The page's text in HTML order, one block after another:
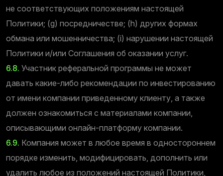
не соответствующих положениям настоящей
Политики; (g) посредничестве; (h) других формах
обмана или мошенничества; (i) нарушении настоящей
Политики и/или Соглашения об оказании услуг.
6.8. Участник реферальной программы не может
давать какие-либо рекомендации по инвестированию
от имени компании приведенному клиенту, а также
должен ознакомиться с материалами компании,
описывающими онлайн-платформу компании.
6.9. Компания может в любое время в одностороннем
порядке изменить, модифицировать, дополнить или
удалить любое из положений настоящей Политики,